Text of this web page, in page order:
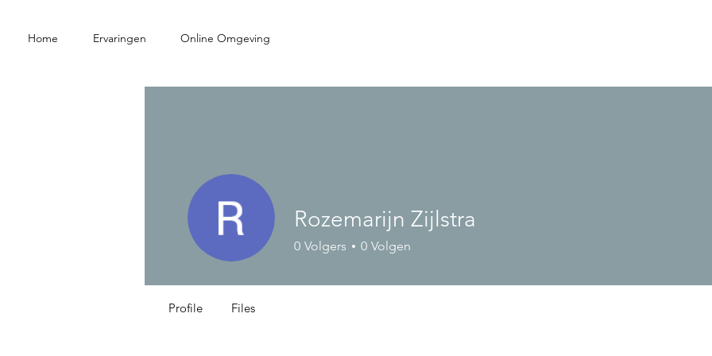
Home Ervaringen Online Omgeving
Rozemarijn Zijlstra
0 Volgers 0 Volgen
Profile Files